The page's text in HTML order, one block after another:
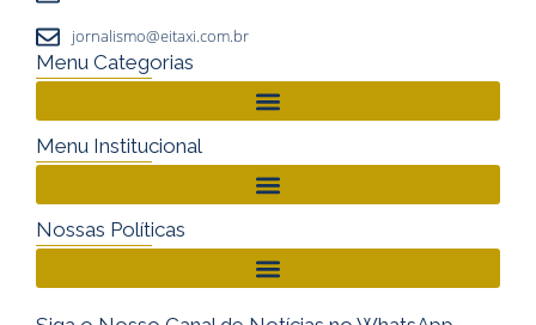
jornalismo@eitaxi.com.br
Menu Categorias
Menu Institucional
Nossas Políticas